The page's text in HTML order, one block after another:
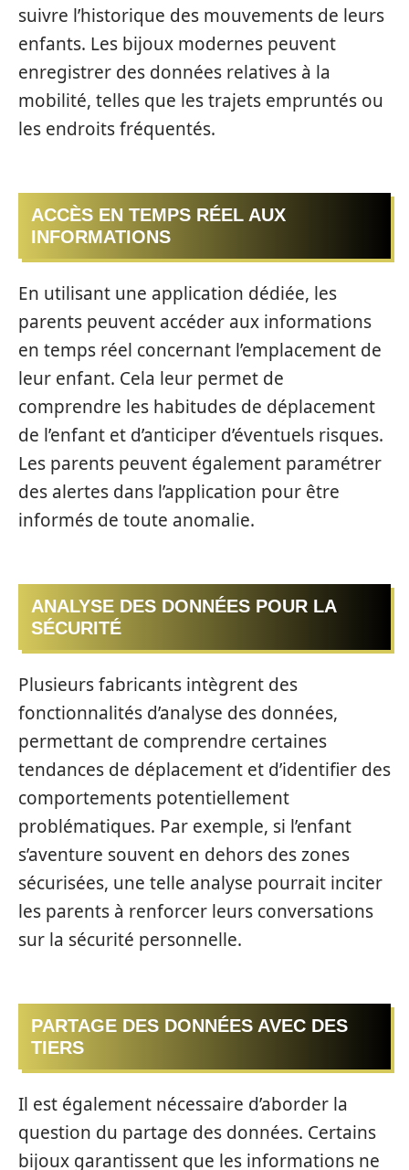
suivre l’historique des mouvements de leurs
enfants. Les bijoux modernes peuvent
enregistrer des données relatives à la
mobilité, telles que les trajets empruntés ou
les endroits fréquentés.
ACCÈS EN TEMPS RÉEL AUX
INFORMATIONS
En utilisant une application dédiée, les
parents peuvent accéder aux informations
en temps réel concernant l’emplacement de
leur enfant. Cela leur permet de
comprendre les habitudes de déplacement
de l’enfant et d’anticiper d’éventuels risques.
Les parents peuvent également paramétrer
des alertes dans l’application pour être
informés de toute anomalie.
ANALYSE DES DONNÉES POUR LA
SÉCURITÉ
Plusieurs fabricants intègrent des
fonctionnalités d’analyse des données,
permettant de comprendre certaines
tendances de déplacement et d’identifier des
comportements potentiellement
problématiques. Par exemple, si l’enfant
s’aventure souvent en dehors des zones
sécurisées, une telle analyse pourrait inciter
les parents à renforcer leurs conversations
sur la sécurité personnelle.
PARTAGE DES DONNÉES AVEC DES
TIERS
Il est également nécessaire d’aborder la
question du partage des données. Certains
bijoux garantissent que les informations ne